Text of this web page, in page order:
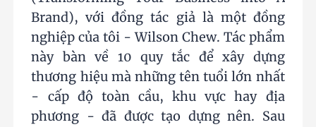
Brand), với đồng tác giả là một đồng
nghiệp của tôi - Wilson Chew. Tác phẩm
này bàn về 10 quy tắc để xây dựng
thương hiệu mà những tên tuổi lớn nhất
- cấp độ toàn cầu, khu vực hay địa
phương - đã được tạo dựng nên. Sau